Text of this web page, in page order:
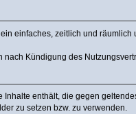
einfaches, zeitlich und
nach Kündigung des
enthält, die gegen
zu setzen bzw. zu verwenden.